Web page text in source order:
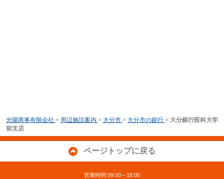
光陽商事有限会社 > 周辺施設案内 > 大分市 > 大分市の銀行 > 大分銀行医科大学
前支店
ページトップに戻る
営業時間:09:00～18:00